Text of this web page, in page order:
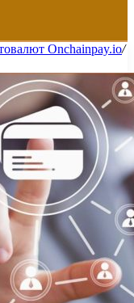
Onchainpay.io/